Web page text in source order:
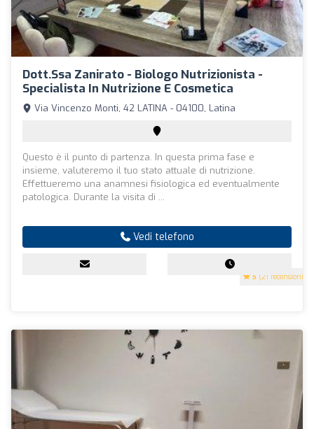
Dott.ssa Zanirato - Biologo Nutrizionista -
Specialista In Nutrizione E Cosmetica
5 (21 recensioni)
Via Vincenzo Monti, 42 LATINA - 04100, Latina
Questo è il punto di partenza. In questa prima fase e
insieme, valuteremo il tuo stato attuale di nutrizione.
Effettueremo una anamnesi fisiologica ed eventualmente
patologica. Durante la visita di ...
Vedi telefono